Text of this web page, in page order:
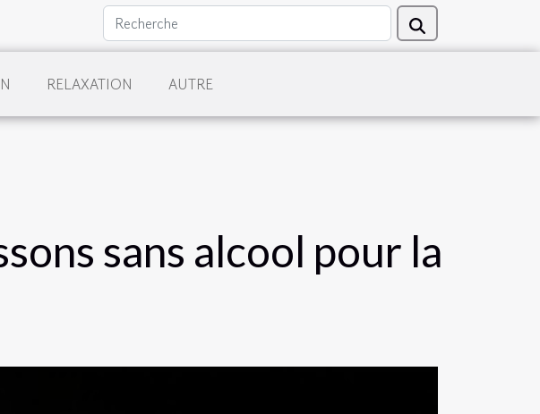
RELAXATION AUTRE
sans alcool pour la